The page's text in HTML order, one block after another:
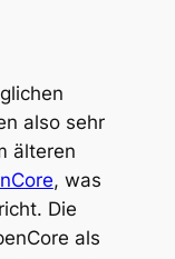
also sehr
älteren
, was
Die
als